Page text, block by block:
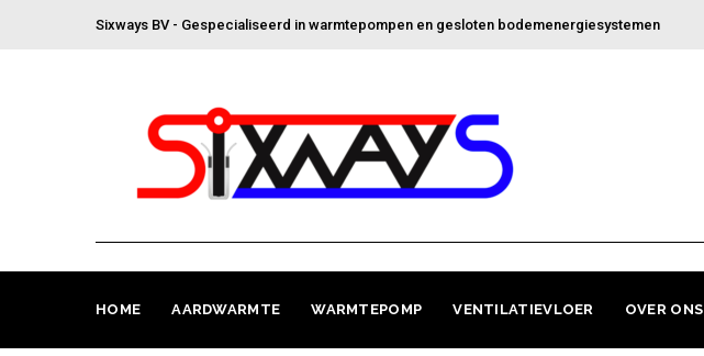
Sixways BV - Gespecialiseerd in warmtepompen en gesloten bodemenergiesystemen
HOME AARDWARMTE WARMTEPOMP VENTILATIEVLOER OVER ONS